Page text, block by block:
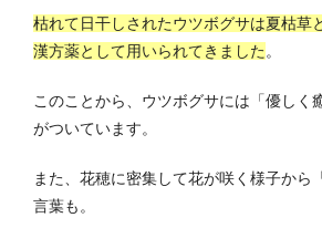
枯れて日干しされたウツボグサは夏枯草
漢方薬として用いられてきました。
このことから、ウツボグサには「優しく
がついています。
また、花穂に密集して花が咲く様子から
言葉も。